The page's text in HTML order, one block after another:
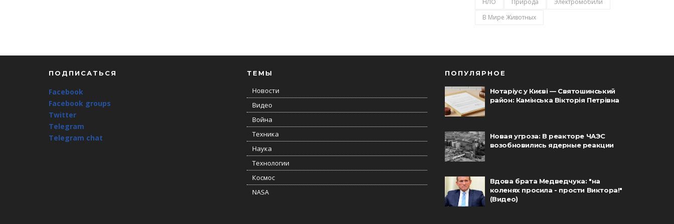
В Мире Животных
ПОДПИСАТЬСЯ
Facebook
Facebook groups
Twitter
Telegram
Telegram chat
ТЕМЫ
Новости
Видео
Война
Техника
Наука
Технологии
Космос
NASA
ПОПУЛЯРНОЕ
Нотаріус у Києві — Святошинський
район: Камінська Вікторія Петрівна
Новая угроза: В реакторе ЧАЭС
возобновились ядерные реакции
Вдова брата Медведчука: "на
коленях просила - прости Виктора!"
(Видео)